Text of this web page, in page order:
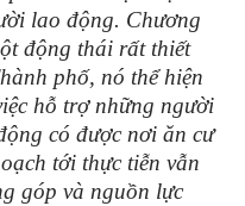
lao động. Chương
động thái rất thiết
phố, nó thể hiện
hỗ trợ những người
có được nơi ăn cư
tới thực tiễn vẫn
góp và nguồn lực